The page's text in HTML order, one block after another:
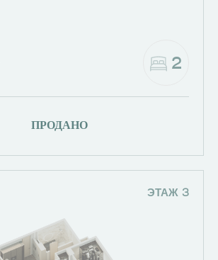
2
ПРОДАНО
ЭТАЖ 3